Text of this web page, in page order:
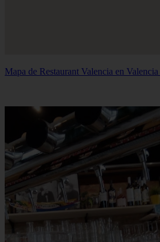
Mapa de Restaurant Valencia en Valencia